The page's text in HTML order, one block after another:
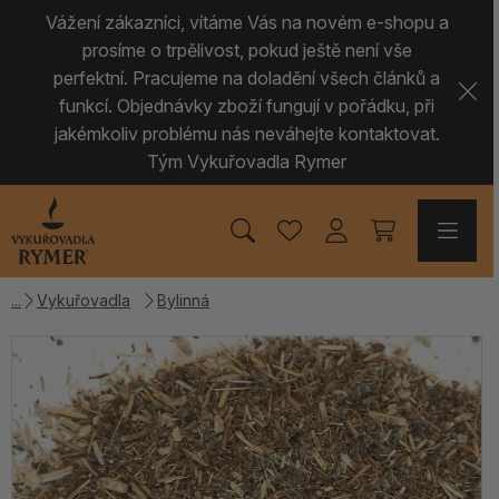
Vážení zákazníci, vítáme Vás na novém e-shopu a
prosíme o trpělivost, pokud ještě není vše
perfektní. Pracujeme na doladění všech článků a
funkcí. Objednávky zboží fungují v pořádku, při
jakémkoliv problému nás neváhejte kontaktovat.
Tým Vykuřovadla Rymer
Vykuřovadla Bylinná